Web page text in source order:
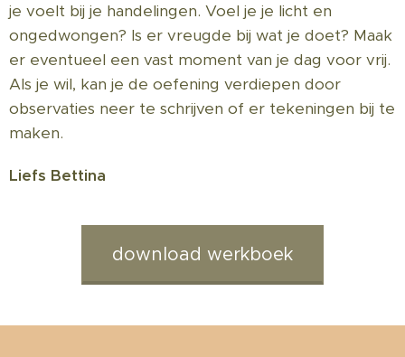
je voelt bij je handelingen. Voel je je licht en
ongedwongen? Is er vreugde bij wat je doet? Maak
er eventueel een vast moment van je dag voor vrij.
Als je wil, kan je de oefening verdiepen door
observaties neer te schrijven of er tekeningen bij te
maken.
Liefs Bettina
download werkboek